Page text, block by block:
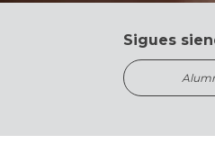
Sigues